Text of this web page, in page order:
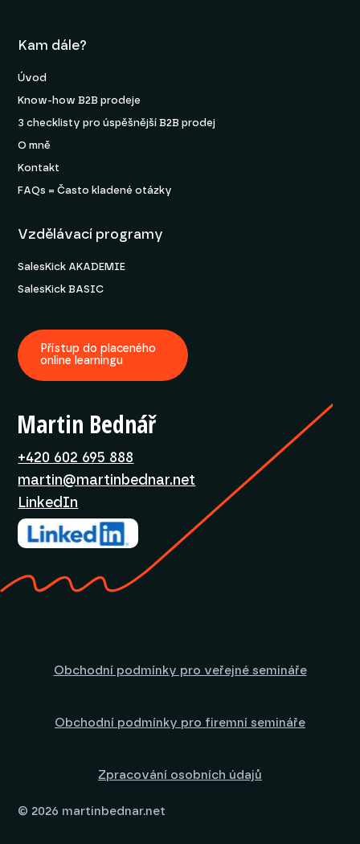
Kam dále?
Úvod
Know-how B2B prodeje
3 checklisty pro úspěšnější B2B prodej
O mně
Kontakt
FAQs = Často kladené otázky
Vzdělávací programy
SalesKick AKADEMIE
SalesKick BASIC
Přístup do placeného
online learningu
Martin Bednář
+420 602 695 888
martin@martinbednar.net
LinkedIn
Obchodní podmínky pro veřejné semináře
Obchodní podmínky pro firemní semináře
Zpracování osobních údajů
© 2026 martinbednar.net